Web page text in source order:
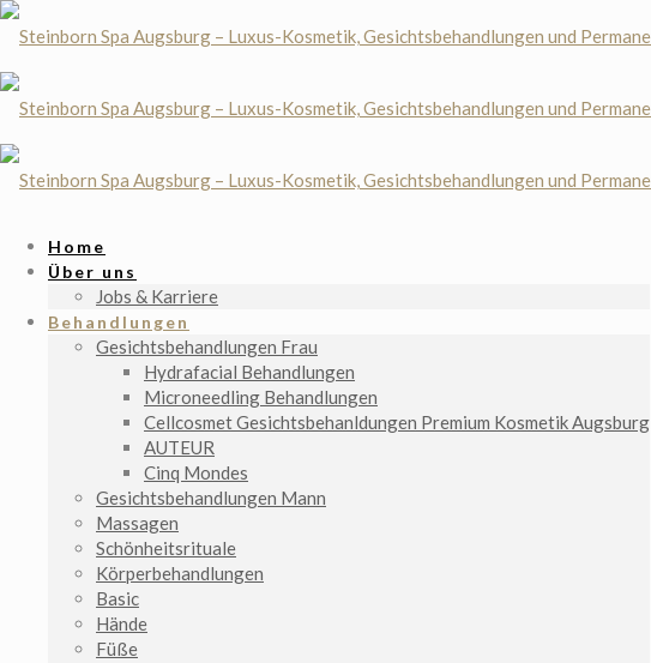
Home
Über uns
Jobs & Karriere
Behandlungen
Gesichtsbehandlungen Frau
Hydrafacial Behandlungen
Microneedling Behandlungen
Cellcosmet Gesichtsbehanldungen Premium Kosmetik Augsburg
AUTEUR
Cinq Mondes
Gesichtsbehandlungen Mann
Massagen
Schönheitsrituale
Körperbehandlungen
Basic
Hände
Füße